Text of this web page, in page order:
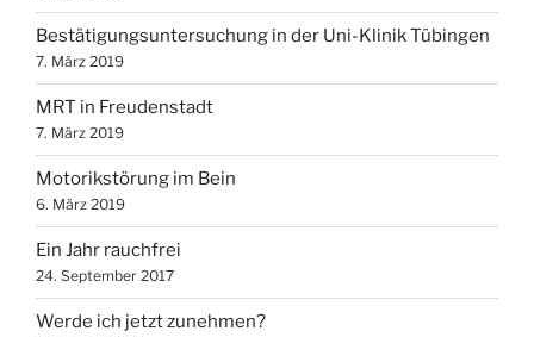
Bestätigungsuntersuchung in der Uni-Klinik Tübingen
7. März 2019
MRT in Freudenstadt
7. März 2019
Motorikstörung im Bein
6. März 2019
Ein Jahr rauchfrei
24. September 2017
Werde ich jetzt zunehmen?